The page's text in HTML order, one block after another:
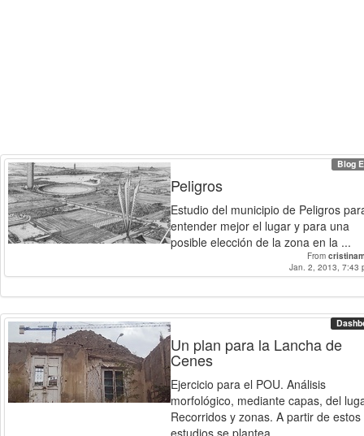
Blog
Peligros
Estudio del municipio de Peligros
entender mejor el lugar y para una
posible elección de la zona en la ...
From
Jan. 2, 2013, 7:43
Un plan para la Lancha de
Cenes
Ejercicio para el POU. Análisis
morfológico, mediante capas, del
Recorridos y zonas. A partir de estos
estudios se plantea ...